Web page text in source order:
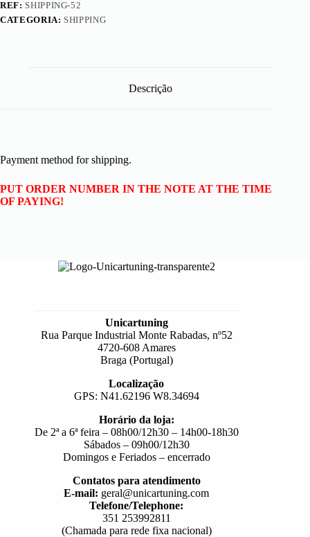
REF: SHIPPING-52
CATEGORIA: SHIPPING
Descrição
Payment method for shipping.
PUT ORDER NUMBER IN THE NOTE AT THE TIME
OF PAYING!
Unicartuning
Rua Parque Industrial Monte Rabadas, nº52
4720-608 Amares
Braga (Portugal)
Localização
GPS: N41.62196 W8.34694
Horário da loja:
De 2ª a 6ª feira – 08h00/12h30 – 14h00-18h30
Sábados – 09h00/12h30
Domingos e Feriados – encerrado
Contatos para atendimento
E-mail: geral@unicartuning.com
Telefone/Telephone:
351 253992811
(Chamada para rede fixa nacional)